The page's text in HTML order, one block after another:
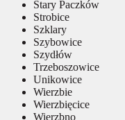
Stary Paczków
Strobice
Szklary
Szybowice
Szydłów
Trzeboszowice
Unikowice
Wierzbie
Wierzbięcice
Wierzbno